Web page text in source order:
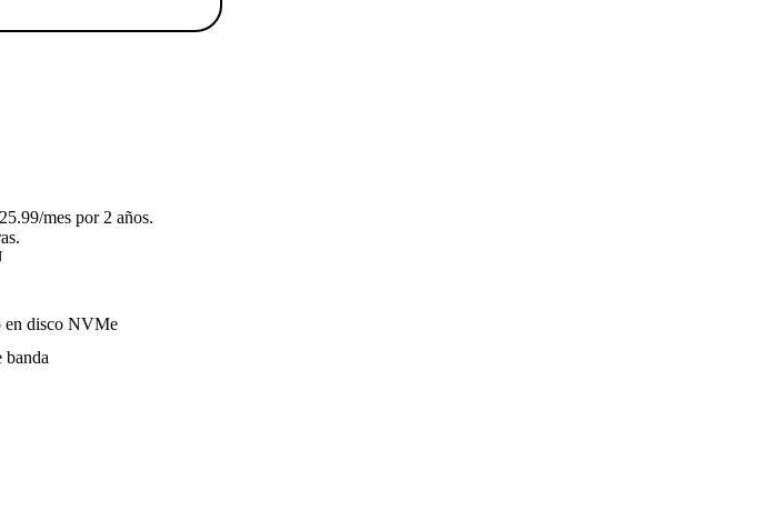
mes por 2 años.
en disco NVMe
banda